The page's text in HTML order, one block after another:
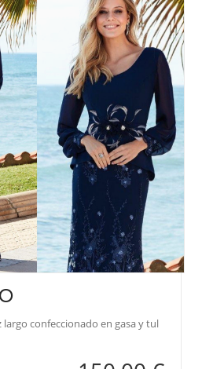
largo confeccionado en gasa y tul